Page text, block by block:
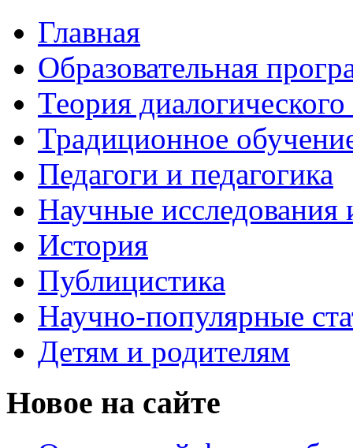
Главная
Образовательная
Теория
Традиционное
Педагоги и педагогика
Научные исследования
История
Публицистика
Научно-популярные
Детям и родителям
Новое на сайте